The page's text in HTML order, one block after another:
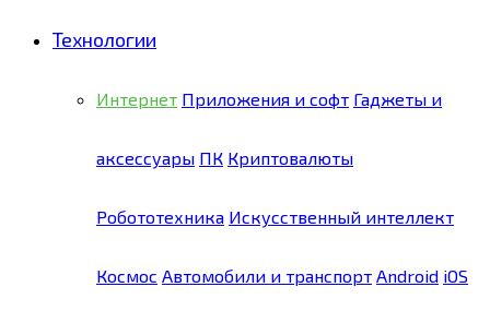
Технологии
Интернет Приложения и софт Гаджеты и
аксессуары ПК Криптовалюты
Робототехника Искусственный интеллект
Космос Автомобили и транспорт Android iOS